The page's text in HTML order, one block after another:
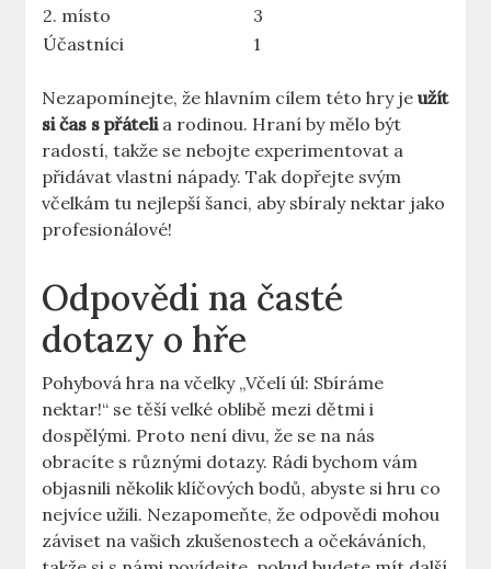
2. místo
3
Účastníci
1
Nezapomínejte, že hlavním cílem této hry jeužít
si čas s přátelia rodinou. Hraní by mělo být
radostí, takže se nebojte experimentovat a
přidávat vlastní nápady. Tak dopřejte svým
včelkám tu nejlepší šanci, aby sbíraly nektar jako
profesionálové!
Odpovědi na časté
dotazy o hře
Pohybová hra na včelky „Včelí úl: Sbíráme
nektar!“ se těší velké oblibě mezi dětmi i
dospělými. Proto není divu, že se na nás
obracíte s různými dotazy. Rádi bychom vám
objasnili několik klíčových bodů, abyste si hru co
nejvíce užili. Nezapomeňte, že odpovědi mohou
záviset na vašich zkušenostech a očekáváních,